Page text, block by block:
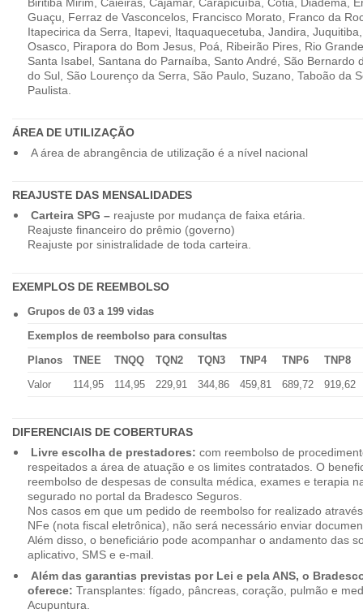
Guaçu, Ferraz de Vasconcelos, Francisco Morato, Franco da
Itapecirica da Serra, Itapevi, Itaquaquecetuba, Jandira,
Osasco, Pirapora do Bom Jesus, Poá, Ribeirão Pires, Rio
Santa Isabel, Santana do Parnaíba, Santo André, São Bernardo
do Sul, São Lourenço da Serra, São Paulo, Suzano, Taboão da
Paulista.
ÁREA DE UTILIZAÇÃO
A área de abrangência de utilização é a nível nacional
REAJUSTE DAS MENSALIDADES
Carteira SPG –reajuste por mudança de faixa etária.
Reajuste financeiro do prêmio (governo)
Reajuste por sinistralidade de toda carteira.
EXEMPLOS DE REEMBOLSO
Grupos de 03 a 199 vidas
Exemplos de reembolso para consultas
Planos
TNEE TNQQ TQN2 TQN3 TNP4 TNP6
TNP8
Valor
114,95 114,95 229,91 344,86 459,81 689,72 919,62
DIFERENCIAIS DE COBERTURAS
Livre escolha de prestadores: com reembolso de
respeitados a área de atuação e os limites contratados. O
reembolso de despesas de consulta médica, exames e terapia
segurado no portal da Bradesco Seguros.
Nos casos em que um pedido de reembolso for realizado
NFe (nota fiscal eletrônica), não será necessário enviar
Além disso, o beneficiário pode acompanhar o andamento das
aplicativo, SMS e e-mail.
Além das garantias previstas por Lei e pela ANS, o
oferece: Transplantes: fígado, pâncreas, coração, pulmão e
Acupuntura.